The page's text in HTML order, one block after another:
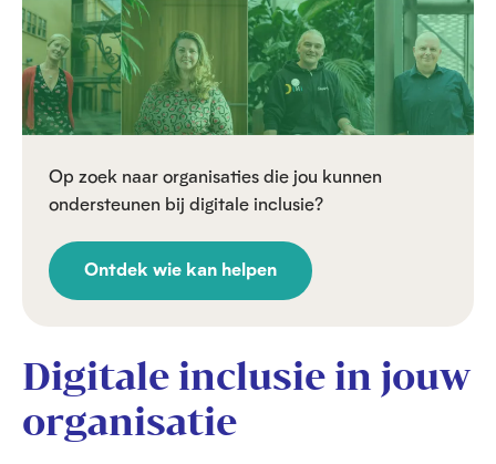
Op zoek naar organisaties die jou kunnen
ondersteunen bij digitale inclusie?
Ontdek wie kan helpen
Digitale inclusie in jouw
organisatie